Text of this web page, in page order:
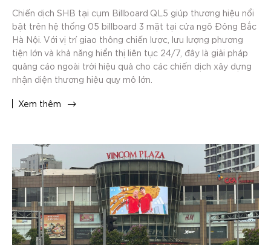
Chiến dịch SHB tại cụm Billboard QL5 giúp thương hiệu nổi
bật trên hệ thống 05 billboard 3 mặt tại cửa ngõ Đông Bắc
Hà Nội. Với vị trí giao thông chiến lược, lưu lượng phương
tiện lớn và khả năng hiển thị liên tục 24/7, đây là giải pháp
quảng cáo ngoài trời hiệu quả cho các chiến dịch xây dựng
nhận diện thương hiệu quy mô lớn.
Xem thêm